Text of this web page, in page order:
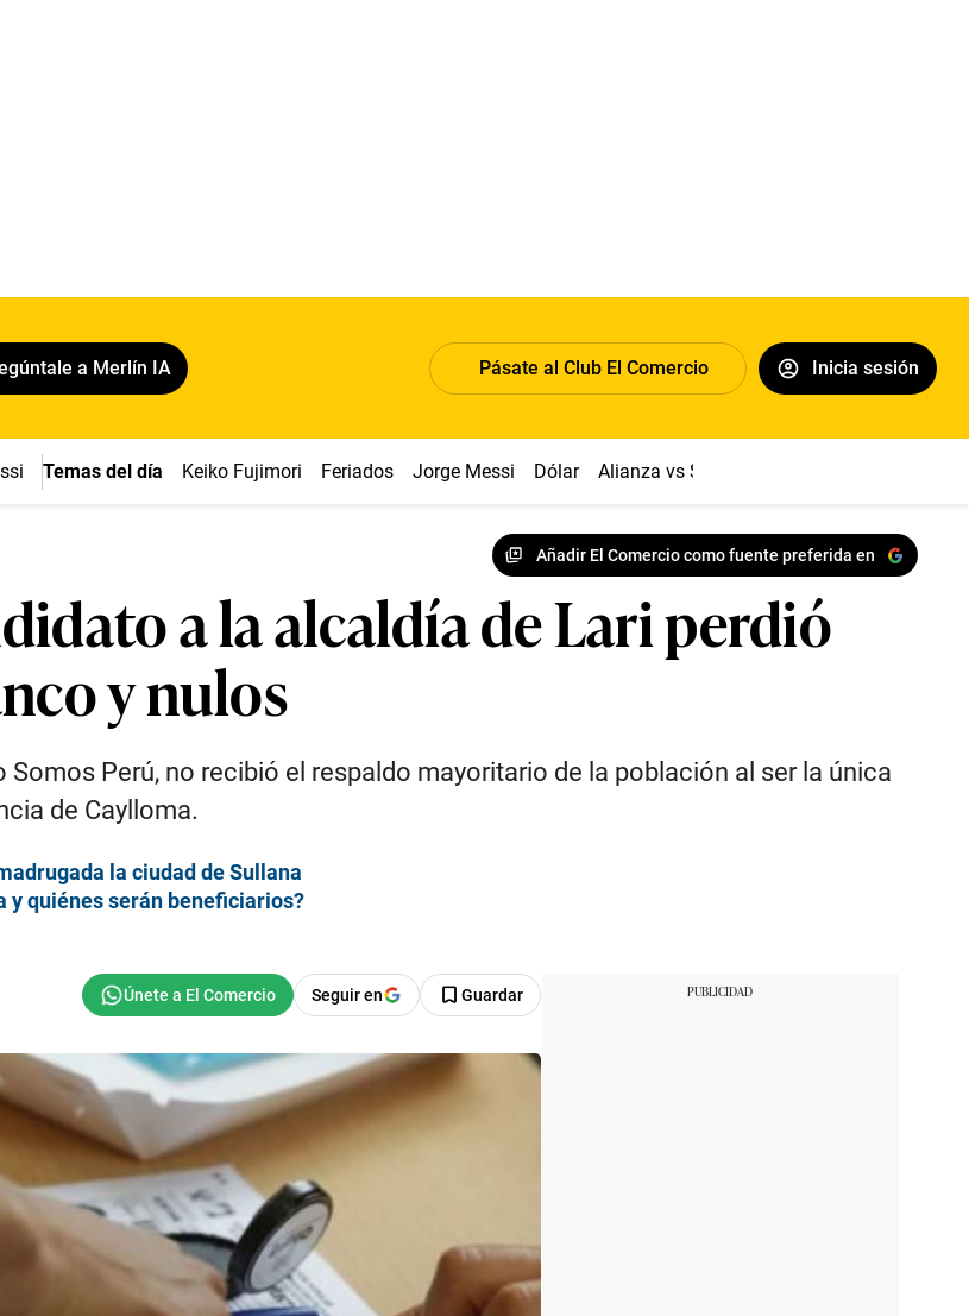
a Merlín IA Pásate al Club El Comercio Inicia sesión
Temas del día Keiko Fujimori Feriados Jorge Messi Dólar Alianza vs Sport Boys
Añadir El Comercio como fuente preferida en
a la alcaldía de Lari perdió
y nulos
Perú, no recibió el respaldo mayoritario de la población al ser la única
de Caylloma.
la ciudad de Sullana
y quiénes serán beneficiarios?
Seguir en Guardar